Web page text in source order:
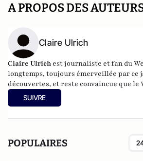
A PROPOS DES
Claire Ulrich
Claire Ulrich est journaliste et fan du
longtemps, toujours émerveillée par ce
découvertes, et reste convaincue que le
quelque chose de pas si mal : que les
communiquent directement entre eux et
SUIVRE
POPULAIRES